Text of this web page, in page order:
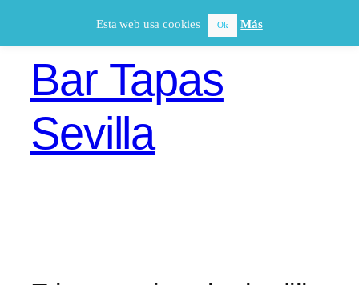
Bar Tapas
Sevilla
Esta web usa cookies Ok Más